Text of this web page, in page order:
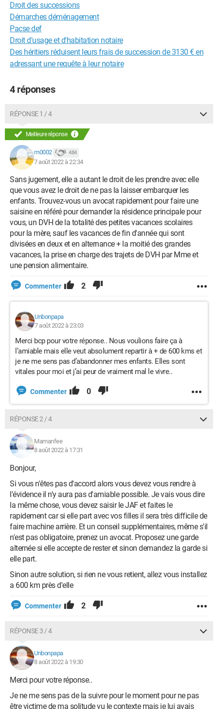
Droit des successions
Démarches déménagement
Pacse def
Droit d'usage et d'habitation notaire
Des héritiers réduisent leurs frais de succession de 3130 € en
adressant une requête à leur notaire
4 réponses
RÉPONSE 1 / 4
Meilleure réponse
m0002 484
7 août 2022 à 22:34
Sans jugement, elle a autant le droit de les prendre avec elle
que vous avez le droit de ne pas la laisser embarquer les
enfants. Trouvez-vous un avocat rapidement pour faire une
saisine en référé pour demander la résidence principale pour
vous, un DVH de la totalité des petites vacances scolaires
pour la mère, sauf les vacances de fin d'année qui sont
divisées en deux et en alternance + la moitié des grandes
vacances, la prise en charge des trajets de DVH par Mme et
une pension alimentaire.
Commenter 2
Unbonpapa
7 août 2022 à 23:03
Merci bcp pour votre réponse.. Nous voulions faire ça à
l’amiable mais elle veut absolument repartir à + de 600 kms et
je ne me sens pas d’abandonner mes enfants. Elles sont
vitales pour moi et j’ai peur de vraiment mal le vivre..
Commenter 0
RÉPONSE 2 / 4
Mamanfee
8 août 2022 à 17:31
Bonjour,
Si vous n'êtes pas d'accord alors vous devez vous rendre à
l'évidence il n'y aura pas d'amiable possible. Je vais vous dire
la même chose, vous devez saisir le JAF et faites le
rapidement car si elle part avec vos filles il sera très difficile de
faire machine arrière. Et un conseil supplémentaires, même s'il
n'est pas obligatoire, prenez un avocat. Proposez une garde
alternée si elle accepte de rester et sinon demandez la garde si
elle part.
Sinon autre solution, si rien ne vous retient, allez vous installez
a 600 km près d'elle
Commenter 2
RÉPONSE 3 / 4
Unbonpapa
8 août 2022 à 19:30
Merci pour votre réponse..
Je ne me sens pas de la suivre pour le moment pour ne pas
être victime de ma solitude vu le contexte mais je lui avais